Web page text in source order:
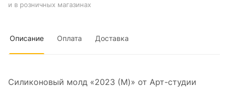
и в розничных магазинах
Описание Оплата Доставка
Силиконовый молд «2023 (M)» от Арт-студии